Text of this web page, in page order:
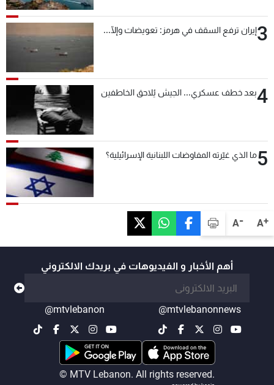
A+
A-
3إيران ترفع السقف في هرمز: تعويضات وإلّا...
4بعد خطف عسكري... الجيش يُلاحق الخاطفين
5ما الذي غيّرته المفاوضات اللبنانية الإسرائيلية؟
أهم الأخبار و الفيديوهات في بريدك الالكتروني
@mtvlebanonnews
@mtvlebanon
© MTV Lebanon. All rights reserved.